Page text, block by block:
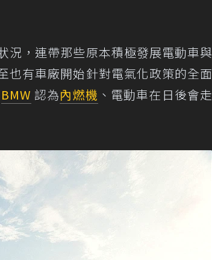
況，連帶那些原本積極發展電動車與
也有車廠開始針對電氣化政策的全面
BMW 認為內燃機 、電動車在日後會走